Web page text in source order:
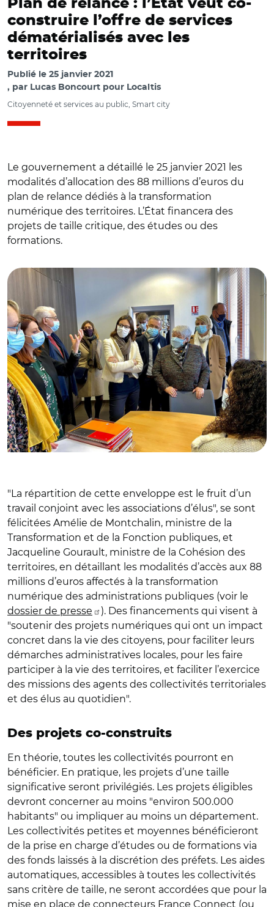
Plan de relance : l’État veut co-
construire l’offre de services
dématérialisés avec les
territoires
Publié le 25 janvier 2021
par Lucas Boncourt pour Localtis
Citoyenneté et services au public, Smart city
Le gouvernement a détaillé le 25 janvier 2021 les
modalités d’allocation des 88 millions d’euros du
plan de relance dédiés à la transformation
numérique des territoires. L’État financera des
projets de taille critique, des études ou des
formations.
© @j_gourault/ Amélie De Montchalin et Jacqueline
"La répartition de cette enveloppe est le fruit d’un
travail conjoint avec les associations d’élus", se sont
félicitées Amélie de Montchalin, ministre de la
Transformation et de la Fonction publiques, et
Jacqueline Gourault, ministre de la Cohésion des
territoires, en détaillant les modalités d’accès aux 88
millions d’euros affectés à la transformation
numérique des administrations publiques (voir le
dossier de presse
). Des financements qui visent à
"soutenir des projets numériques qui ont un impact
concret dans la vie des citoyens, pour faciliter leurs
démarches administratives locales, pour les faire
participer à la vie des territoires, et faciliter l’exercice
des missions des agents des collectivités territoriales
et des élus au quotidien".
Des projets co-construits
En théorie, toutes les collectivités pourront en
bénéficier. En pratique, les projets d’une taille
significative seront privilégiés. Les projets éligibles
devront concerner au moins "environ 500.000
habitants" ou impliquer au moins un département.
Les collectivités petites et moyennes bénéficieront
de la prise en charge d’études ou de formations via
des fonds laissés à la discrétion des préfets. Les aides
automatiques, accessibles à toutes les collectivités
sans critère de taille, ne seront accordées que pour la
mise en place de connecteurs France Connect (ou